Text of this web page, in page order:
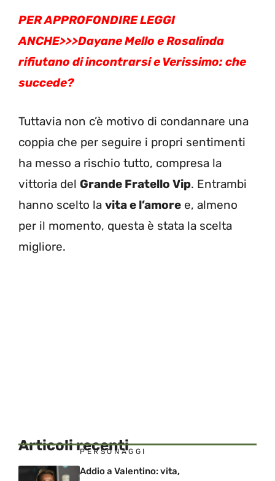
PER APPROFONDIRE LEGGI
ANCHE>>>Dayane Mello e Rosalinda
rifiutano di incontrarsi e Verissimo: che
succede?
Tuttavia non c’è motivo di condannare una
coppia che per seguire i propri sentimenti
ha messo a rischio tutto, compresa la
vittoria del Grande Fratello Vip. Entrambi
hanno scelto la vita e l’amore e, almeno
per il momento, questa è stata la scelta
migliore.
Articoli recenti
PERSONAGGI
Addio a Valentino: vita,